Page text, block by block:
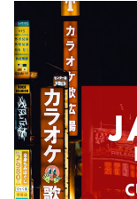
Taller de
Taller de
Taller de
Taller de
Taller de
Eventos
Contacto
Blog